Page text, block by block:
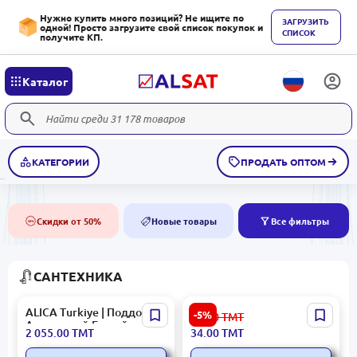
Нужно купить много позиций? Не ищите по
одной! Просто загрузите свой список покупок и
получите КП.
ЗАГРУЗИТЬ
СПИСОК
Каталог
КАТЕГОРИИ ПРОДАТЬ ОПТОМ
50% Скидки от 50% NEW Новые товары Все фильтры
САНТЕХНИКА
ALICA Turkiye | Поддон
Акриловый Белый
100x100 см
2 055.00ТМТ
-5%
Кухонный смеситель
36.00ТМТ
34.00ТМТ